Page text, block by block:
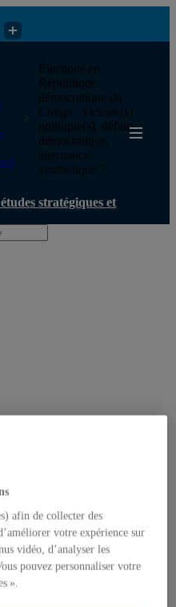
stratégiques et diplomatiques
Élections en
République
démocratique du
Congo : victoire(s)
politique(s), défaite
démocratique,
alternance
symbolique ?
stratégiques et
du Nord
s
afin de collecter des
votre expérience sur
vidéo, d’analyser les
pouvez personnaliser votre
».